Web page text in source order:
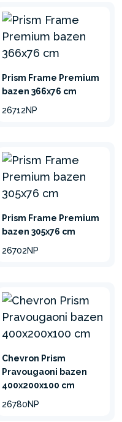
Prism Frame Premium
bazen 366x76 cm
26712NP
Prism Frame Premium
bazen 305x76 cm
26702NP
Chevron Prism
Pravougaoni bazen
400x200x100 cm
26780NP